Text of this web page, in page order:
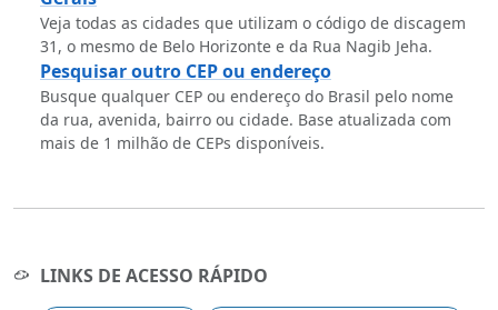
Veja todas as cidades que utilizam o código de discagem
31, o mesmo de Belo Horizonte e da Rua Nagib Jeha.
Pesquisar outro CEP ou endereço
Busque qualquer CEP ou endereço do Brasil pelo nome
da rua, avenida, bairro ou cidade. Base atualizada com
mais de 1 milhão de CEPs disponíveis.
LINKS DE ACESSO RÁPIDO